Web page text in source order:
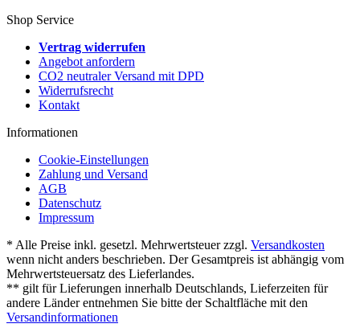
Shop Service
Vertrag widerrufen
Angebot anfordern
CO2 neutraler Versand mit DPD
Widerrufsrecht
Kontakt
Informationen
Cookie-Einstellungen
Zahlung und Versand
AGB
Datenschutz
Impressum
* Alle Preise inkl. gesetzl. Mehrwertsteuer zzgl. Versandkosten
wenn nicht anders beschrieben. Der Gesamtpreis ist abhängig vom
Mehrwertsteuersatz des Lieferlandes.
** gilt für Lieferungen innerhalb Deutschlands, Lieferzeiten für
andere Länder entnehmen Sie bitte der Schaltfläche mit den
Versandinformationen